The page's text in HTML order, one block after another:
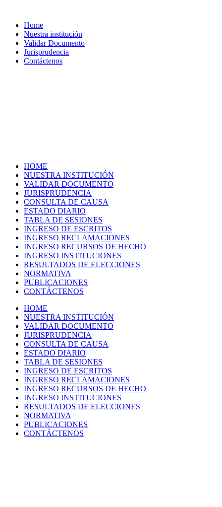
Home
Nuestra institución
Validar Documento
Jurisprudencia
Contáctenos
HOME
NUESTRA INSTITUCIÓN
VALIDAR DOCUMENTO
JURISPRUDENCIA
CONSULTA DE CAUSA
ESTADO DIARIO
TABLA DE SESIONES
INGRESO DE ESCRITOS
INGRESO RECLAMACIONES
INGRESO RECURSOS DE HECHO
INGRESO INSTITUCIONES
RESULTADOS DE ELECCIONES
NORMATIVA
PUBLICACIONES
CONTÁCTENOS
HOME
NUESTRA INSTITUCIÓN
VALIDAR DOCUMENTO
JURISPRUDENCIA
CONSULTA DE CAUSA
ESTADO DIARIO
TABLA DE SESIONES
INGRESO DE ESCRITOS
INGRESO RECLAMACIONES
INGRESO RECURSOS DE HECHO
INGRESO INSTITUCIONES
RESULTADOS DE ELECCIONES
NORMATIVA
PUBLICACIONES
CONTÁCTENOS